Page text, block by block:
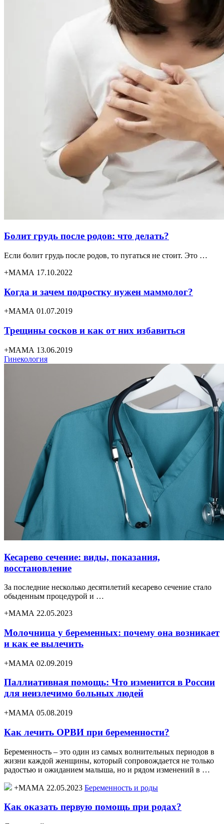
Болит грудь после родов: что делать?
Если болит грудь после родов, то пугаться не стоит. Это …
+МАМА 17.10.2022
Когда и зачем подростку нужен маммолог?
+МАМА 01.07.2019
Трещины сосков и как от них избавиться
+МАМА 13.06.2019
Гинекология
Кесарево сечение: виды, показания,
восстановление
За последние несколько десятилетий кесарево сечение стало
обыденным процедурой и …
+МАМА 22.05.2023
Молочница у беременных: почему она возникает
и как ее вылечить
+МАМА 02.09.2019
Паллиативная помощь: Что изменится в России
для неизлечимо больных людей
+МАМА 05.08.2019
Как лечить ОРВИ при беременности?
Беременность – это один из самых волнительных периодов в
жизни каждой женщины, который сопровождается не только
радостью и ожиданием малыша, но и рядом изменений в …
+МАМА 22.05.2023 Беременность и роды
Как оказать первую помощь при родах?